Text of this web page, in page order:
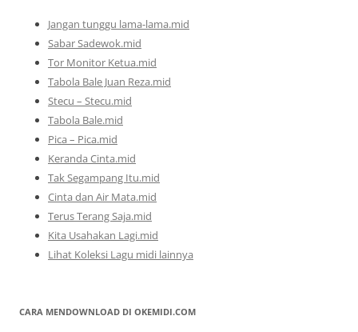
Jangan tunggu lama-lama.mid
Sabar Sadewok.mid
Tor Monitor Ketua.mid
Tabola Bale Juan Reza.mid
Stecu – Stecu.mid
Tabola Bale.mid
Pica – Pica.mid
Keranda Cinta.mid
Tak Segampang Itu.mid
Cinta dan Air Mata.mid
Terus Terang Saja.mid
Kita Usahakan Lagi.mid
Lihat Koleksi Lagu midi lainnya
CARA MENDOWNLOAD DI OKEMIDI.COM